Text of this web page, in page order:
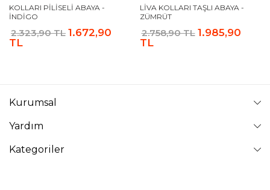
KOLLARI PILISELI ABAYA -
İNDIGO
2.323,90 TL 1.672,90
TL
LIVA KOLLARI TAŞLI ABAYA -
ZÜMRÜT
2.758,90 TL 1.985,90
TL
Kurumsal
Yardım
Kategoriler